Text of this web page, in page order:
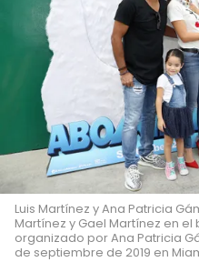
Luis Martínez y Ana Patricia
Martínez y Gael Martínez en
organizado por Ana Patricia
de septiembre de 2019 en